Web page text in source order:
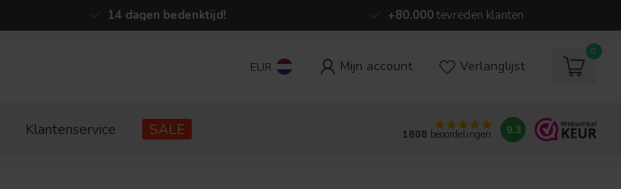
14 dagen bedenktijd! +80.000tevreden klanten
EUR Mijn account Verlanglijst
0
Klantenservice SALE 1808 beoordelingen 9.3